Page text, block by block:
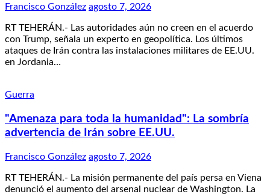
Francisco González agosto 7, 2026
RT TEHERÁN.- Las autoridades aún no creen en el acuerdo
con Trump, señala un experto en geopolítica. Los últimos
ataques de Irán contra las instalaciones militares de EE.UU.
en Jordania…
Guerra
"Amenaza para toda la humanidad": La sombría
advertencia de Irán sobre EE.UU.
Francisco González agosto 7, 2026
RT TEHERÁN.- La misión permanente del país persa en Viena
denunció el aumento del arsenal nuclear de Washington. La